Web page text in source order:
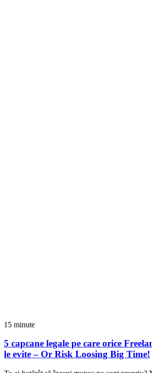
15 minute
5 capcane legale pe care orice
le evite – Or Risk Loosing Big Time!